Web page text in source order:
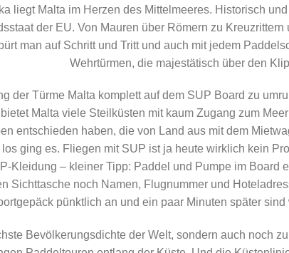
liegt Malta im Herzen des Mittelmeeres. Historisch
der EU. Von Mauren über Römern zu
man auf Schritt und Tritt und auch mit jedem
Wehrtürmen, die majestätisch über den
der Türme Malta komplett auf dem SUP Board zu
Malta viele Steilküsten mit kaum Zugang zum
entschieden haben, die von Land aus mit dem
ging es. Fliegen mit SUP ist ja heute wirklich kein
Kleidung – kleiner Tipp: Paddel und Pumpe im Board
Sichttasche noch Namen, Flugnummer und
pünktlich an und ein paar Minuten später
Bevölkerungsdichte der Welt, sondern auch noch